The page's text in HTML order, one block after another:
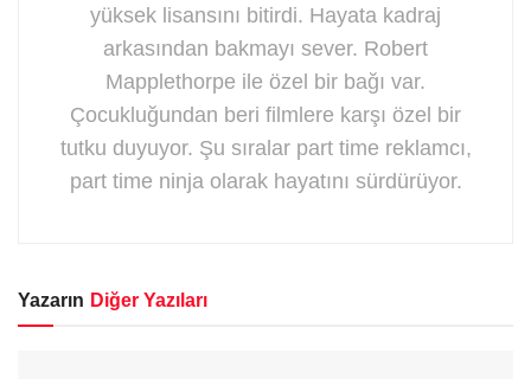
yüksek lisansını bitirdi. Hayata kadraj
arkasından bakmayı sever. Robert
Mapplethorpe ile özel bir bağı var.
Çocukluğundan beri filmlere karşı özel bir
tutku duyuyor. Şu sıralar part time reklamcı,
part time ninja olarak hayatını sürdürüyor.
Yazarın Diğer Yazıları